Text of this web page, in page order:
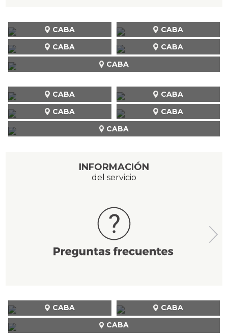
CABA
CABA
CABA
CABA
CABA
CABA
CABA
CABA
CABA
CABA
INFORMACIÓN
del servicio
CABA
CABA CABA